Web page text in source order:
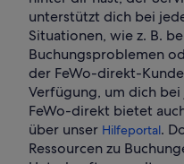
unterstützt dich bei
Situationen, wie z. B.
Buchungsproblemen
der FeWo-direkt-
Verfügung, um dich
FeWo-direkt bietet
über unser Hilfeportal.
Ressourcen zu